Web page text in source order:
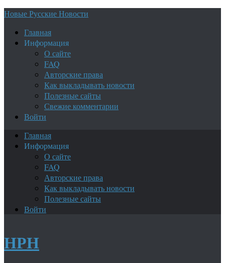
Новые Русские Новости
Главная
Информация
О сайте
FAQ
Авторские права
Как выкладывать новости
Полезные сайты
Свежие комментарии
Войти
Главная
Информация
О сайте
FAQ
Авторские права
Как выкладывать новости
Полезные сайты
Войти
НРН